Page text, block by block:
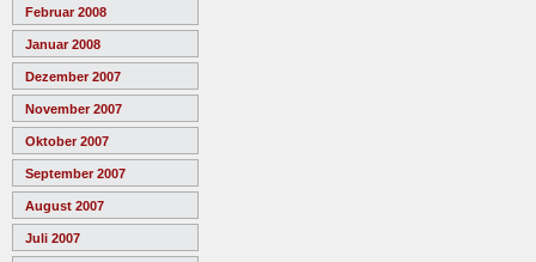
Februar 2008
Januar 2008
Dezember 2007
November 2007
Oktober 2007
September 2007
August 2007
Juli 2007